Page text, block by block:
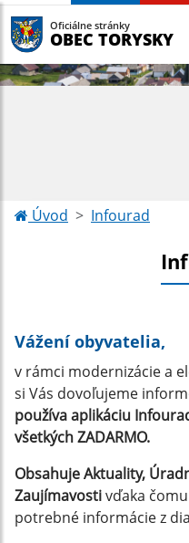
Oficiálne stránky
OBEC TORYSKY
Úvod Infourad
Vážení obyvatelia,
v rámci modernizácie a
si Vás dovoľujeme
používa aplikáciu
všetkých ZADARMO.
Obsahuje Aktuality,
Zaujímavostivďaka
potrebné informácie z